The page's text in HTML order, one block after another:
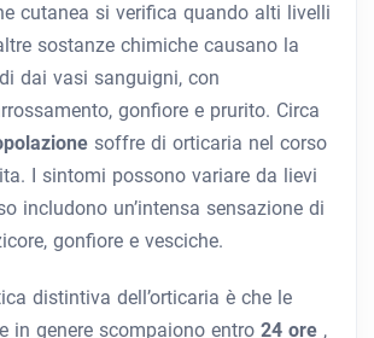
cutanea si verifica quando alti livelli
sostanze chimiche causano la
dai vasi sanguigni, con
gonfiore e prurito. Circa
soffre di orticaria nel corso
I sintomi possono variare da lievi
includono un’intensa sensazione di
gonfiore e vesciche.
distintiva dell’orticaria è che le
in genere scompaiono entro 24 ore ,